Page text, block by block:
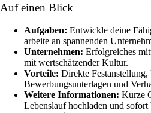
Auf einen Blick
Aufgaben: Entwickle deine
arbeite an spannenden
Unternehmen: Erfolgreiches
mit wertschätzender Kultur.
Vorteile: Direkte
Bewerbungsunterlagen und
Weitere Informationen: Kurze
Lebenslauf hochladen und sofort